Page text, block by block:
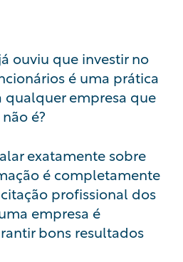
ouviu que investir no
é uma prática
qualquer empresa que
é?
exatamente sobre
é completamente
profissional dos
empresa é
bons resultados